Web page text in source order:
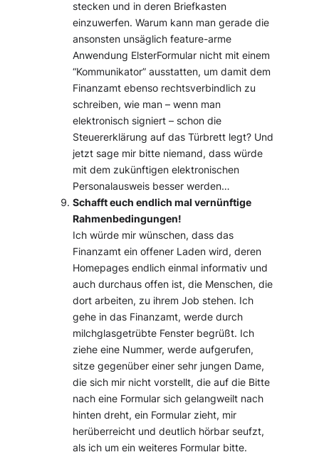
stecken und in deren Briefkasten
einzuwerfen. Warum kann man gerade die
ansonsten unsäglich feature-arme
Anwendung ElsterFormular nicht mit einem
“Kommunikator” ausstatten, um damit dem
Finanzamt ebenso rechtsverbindlich zu
schreiben, wie man – wenn man
elektronisch signiert – schon die
Steuererklärung auf das Türbrett legt? Und
jetzt sage mir bitte niemand, dass würde
mit dem zukünftigen elektronischen
Personalausweis besser werden…
Schafft euch endlich mal vernünftige
Rahmenbedingungen!
Ich würde mir wünschen, dass das
Finanzamt ein offener Laden wird, deren
Homepages endlich einmal informativ und
auch durchaus offen ist, die Menschen, die
dort arbeiten, zu ihrem Job stehen. Ich
gehe in das Finanzamt, werde durch
milchglasgetrübte Fenster begrüßt. Ich
ziehe eine Nummer, werde aufgerufen,
sitze gegenüber einer sehr jungen Dame,
die sich mir nicht vorstellt, die auf die Bitte
nach eine Formular sich gelangweilt nach
hinten dreht, ein Formular zieht, mir
herüberreicht und deutlich hörbar seufzt,
als ich um ein weiteres Formular bitte.